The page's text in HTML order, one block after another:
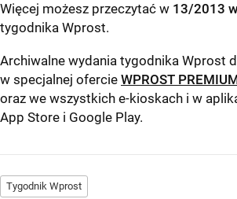
Więcej możesz przeczytać w 13/2013
tygodnika Wprost.
Archiwalne wydania tygodnika Wprost
w specjalnej ofercie WPROST
oraz we wszystkich e-kioskach i w
App Store i Google Play.
Tygodnik Wprost